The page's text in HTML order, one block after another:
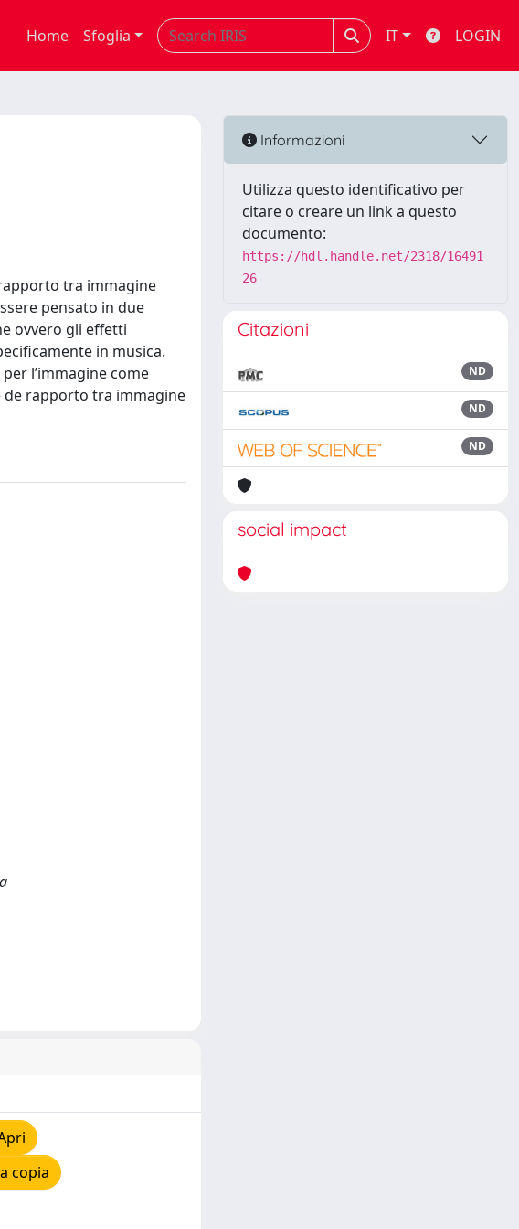
Home Sfoglia IT LOGIN
tra immagine
pensato in due
ovvero gli effetti
in musica.
l’immagine come
de rapporto tra immagine
copia
Informazioni
Utilizza questo identificativo per
citare o creare un link a questo
documento:
https://hdl.handle.net/2318/16491
26
Citazioni
ND
ND
ND
social impact